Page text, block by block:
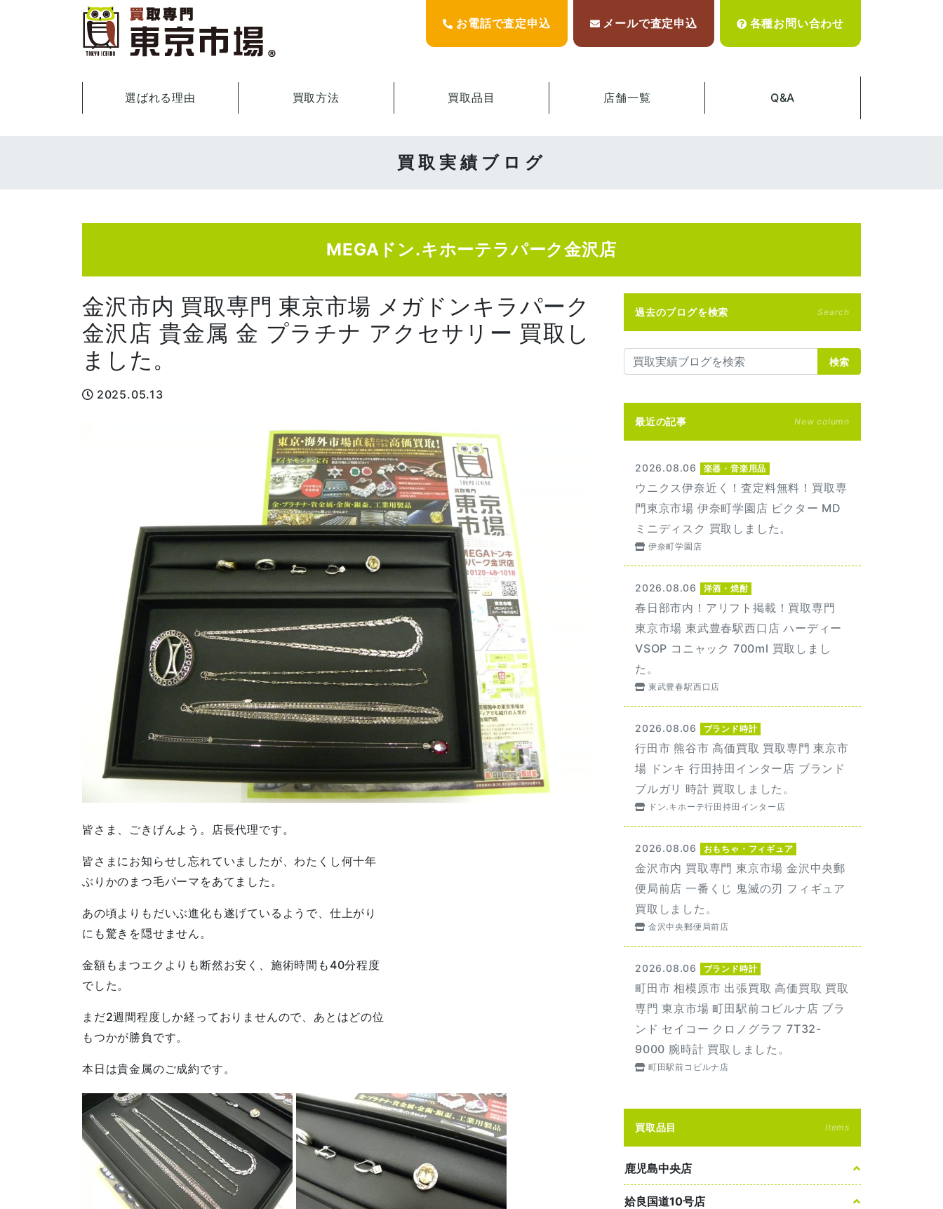
お電話で査定申込 メールで査定申込 各種お問い合わせ
選ばれる理由 買取方法 買取品目 店舗一覧 Q&A
買取実績ブログ
MEGAドン.キホーテラパーク金沢店
金沢市内 買取専門 東京市場 メガドンキラパーク
金沢店 貴金属 金 プラチナ アクセサリー 買取し
ました。
2025.05.13
皆さま、ごきげんよう。店長代理です。
皆さまにお知らせし忘れていましたが、わたくし何十年
ぶりかのまつ毛パーマをあてました。
あの頃よりもだいぶ進化も遂げているようで、仕上がり
にも驚きを隠せません。
金額もまつエクよりも断然お安く、施術時間も40分程度
でした。
まだ2週間程度しか経っておりませんので、あとはどの位
もつかが勝負です。
本日は貴金属のご成約です。
過去のブログを検索 Search
検索
最近の記事 New column
2026.08.06 楽器・音楽用品
ウニクス伊奈近く！査定料無料！買取専
門東京市場 伊奈町学園店 ビクター MD
ミニディスク 買取しました。
伊奈町学園店
2026.08.06 洋酒・焼酎
春日部市内！アリフト掲載！買取専門
東京市場 東武豊春駅西口店 ハーディー
VSOP コニャック 700ml 買取しまし
た。
東武豊春駅西口店
2026.08.06 ブランド時計
行田市 熊谷市 高価買取 買取専門 東京市
場 ドンキ 行田持田インター店 ブランド
ブルガリ 時計 買取しました。
ドン.キホーテ行田持田インター店
2026.08.06 おもちゃ・フィギュア
金沢市内 買取専門 東京市場 金沢中央郵
便局前店 一番くじ 鬼滅の刃 フィギュア
買取しました。
金沢中央郵便局前店
2026.08.06 ブランド時計
町田市 相模原市 出張買取 高価買取 買取
専門 東京市場 町田駅前コビルナ店 ブラ
ンド セイコー クロノグラフ 7T32-
9000 腕時計 買取しました。
町田駅前コビルナ店
買取品目 Items
鹿児島中央店
姶良国道10号店